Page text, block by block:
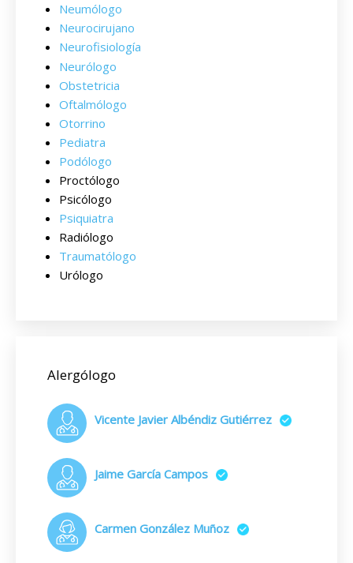
Neumólogo
Neurocirujano
Neurofisiología
Neurólogo
Obstetricia
Oftalmólogo
Otorrino
Pediatra
Podólogo
Proctólogo
Psicólogo
Psiquiatra
Radiólogo
Traumatólogo
Urólogo
Alergólogo
Vicente Javier Albéndiz Gutiérrez
Jaime García Campos
Carmen González Muñoz